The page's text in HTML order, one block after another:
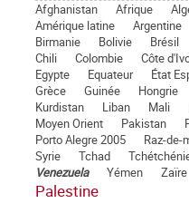
Afghanistan Afrique
Amérique latine
Argentine
Birmanie
Bolivie Brésil
Chili
Colombie Côte
Egypte
Equateur État
Grèce
Guinée Hongrie
Kurdistan
Liban Mali
Moyen Orient
Pakistan
Porto Alegre 2005
Raz-de-
Syrie
Tchad
Venezuela
Yémen Zaïre
Palestine